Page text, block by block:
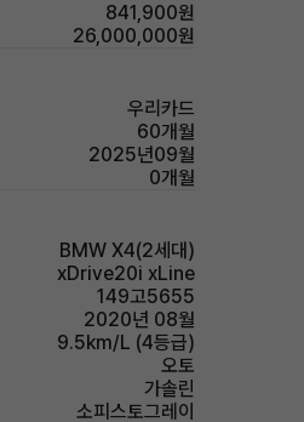
841,900원
26,000,000원
우리카드
60개월
2025년09월
0개월
BMW X4(2세대)
xDrive20i xLine
149고5655
2020년 08월
9.5km/L (4등급)
오토
가솔린
소피스토그레이